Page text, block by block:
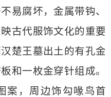
易腐坏，金属带钩、
古代服饰文化的重要
楚王墓出土的有孔金
和一枚金穿针组成。
案，周边饰勾喙鸟首